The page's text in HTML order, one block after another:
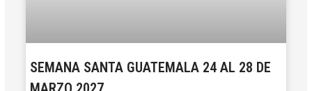
SEMANA SANTA GUATEMALA 24 AL 28 DE